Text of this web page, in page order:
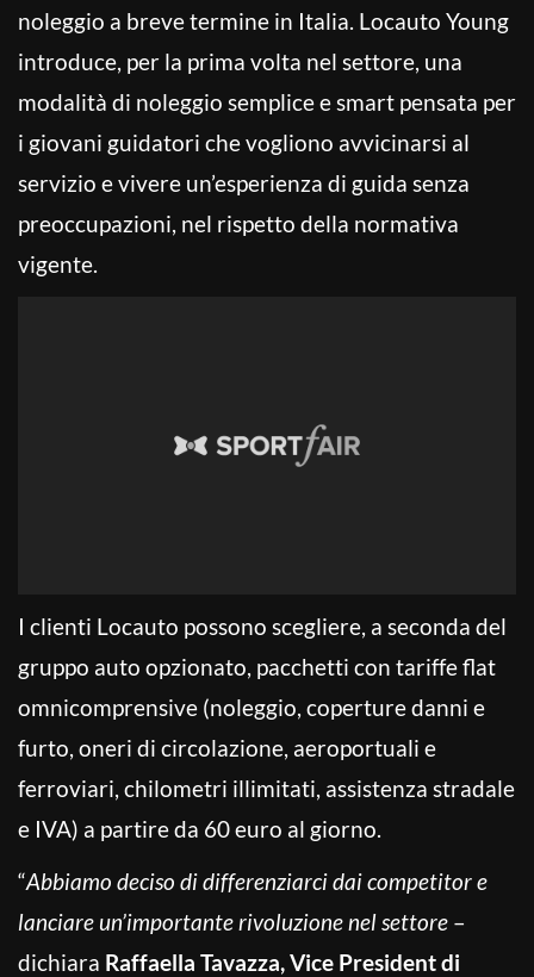
noleggio a breve termine in Italia. Locauto Young
introduce, per la prima volta nel settore, una
modalità di noleggio semplice e smart pensata per
i giovani guidatori che vogliono avvicinarsi al
servizio e vivere un’esperienza di guida senza
preoccupazioni, nel rispetto della normativa
vigente.
I clienti Locauto possono scegliere, a seconda del
gruppo auto opzionato, pacchetti con tariffe flat
omnicomprensive (noleggio, coperture danni e
furto, oneri di circolazione, aeroportuali e
ferroviari, chilometri illimitati, assistenza stradale
e IVA) a partire da 60 euro al giorno.
“Abbiamo deciso di differenziarci dai competitor e
lanciare un’importante rivoluzione nel settore –
dichiara Raffaella Tavazza, Vice President di